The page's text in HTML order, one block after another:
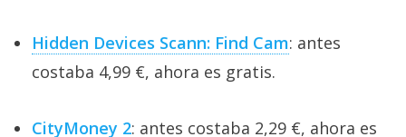
Hidden Devices Scann: Find Cam: antes
costaba 4,99 €, ahora es gratis.
CityMoney 2: antes costaba 2,29 €, ahora es